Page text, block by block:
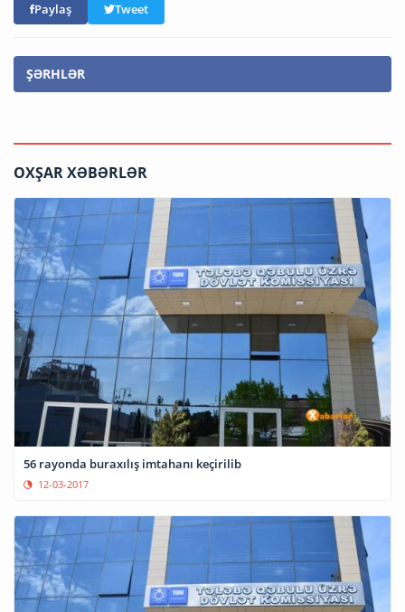
Paylaş Tweet
ŞƏRHLƏR
OXŞAR XƏBƏRLƏR
56 rayonda buraxılış imtahanı keçirilib
12-03-2017